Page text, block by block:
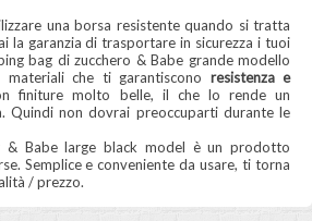
una borsa resistente quando si tratta
la garanzia di trasportare in sicurezza i tuoi
bag di zucchero & Babe grande modello
che ti garantiscono resistenza e
finiture molto belle, il che lo rende un
non dovrai preoccuparti durante le
& Babe large black model è un prodotto
Semplice e conveniente da usare, ti torna
/ prezzo.